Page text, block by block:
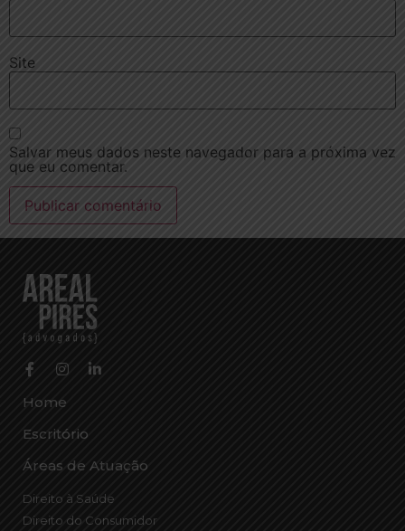
Site
Salvar meus dados neste navegador para a próxima vez
que eu comentar.
Home
Escritório
Áreas de Atuação
Direito à Saúde
Direito do Consumidor